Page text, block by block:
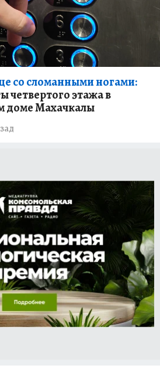
со сломанными ногами:
четвертого этажа в
доме Махачкалы